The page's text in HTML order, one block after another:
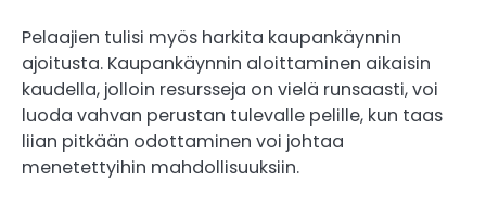
Pelaajien tulisi myös harkita kaupankäynnin
ajoitusta. Kaupankäynnin aloittaminen aikaisin
kaudella, jolloin resursseja on vielä runsaasti, voi
luoda vahvan perustan tulevalle pelille, kun taas
liian pitkään odottaminen voi johtaa
menetettyihin mahdollisuuksiin.